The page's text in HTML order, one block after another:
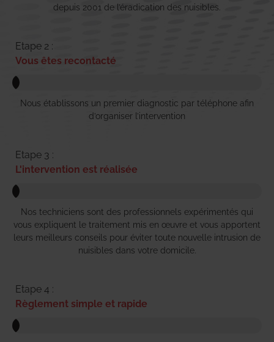
depuis 2001 de l’éradication des nuisibles.
Etape 2 :
Vous êtes recontacté
Nous établissons un premier diagnostic par téléphone afin
d’organiser l’intervention
Etape 3 :
L'intervention est réalisée
Nos techniciens sont des professionnels expérimentés qui
vous expliquent le traitement mis en œuvre et vous apportent
leurs meilleurs conseils pour éviter toute nouvelle intrusion de
nuisibles dans votre domicile.
Etape 4 :
Règlement simple et rapide